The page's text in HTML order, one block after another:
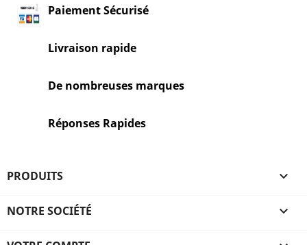
Paiement Sécurisé
Livraison rapide
De nombreuses marques
Réponses Rapides
PRODUITS 
NOTRE SOCIÉTÉ 